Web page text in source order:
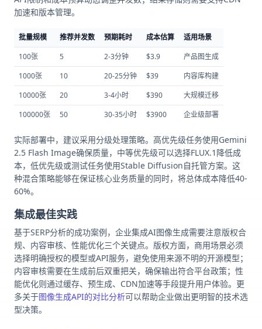
加速和版本管理。
批量规模 推荐并发数 预期耗时 成本估算
适用场景
100张
5 2-3分钟 $3.9
产品图生成
1000张
10 20-25分钟 $39
内容库构建
10000张
20 3-4小时 $390
大规模迁移
100000张
50 30-35小时 $3900 企业级部署
实际部署中，建议采用分级处理策略。高优先级任务使用Gemini
2.5 Flash Image确保质量，中等优先级可以选择FLUX.1降低成
本，低优先级或测试任务使用Stable Diffusion自托管方案。这
种混合策略能够在保证核心业务质量的同时，将总体成本降低40-
60%。
集成最佳实践
基于SERP分析的成功案例，企业集成AI图像生成需要注意版权合
规、内容审核、性能优化三个关键点。版权方面，商用场景必须
选择明确授权的模型或API服务，避免使用来源不明的开源模型；
内容审核需要在生成前后双重把关，确保输出符合平台政策；性
能优化则通过缓存、预生成、CDN加速等手段提升用户体验。更
多关于图像生成API的对比分析可以帮助企业做出更明智的技术选
型决策。